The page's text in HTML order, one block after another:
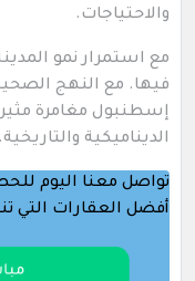
والاحتياجات.
مع استمرار نمو
فيها. مع النهج
إسطنبول مغامرة
الديناميكية والتاريخية.
تواصل معنا اليوم
أفضل العقارات التي